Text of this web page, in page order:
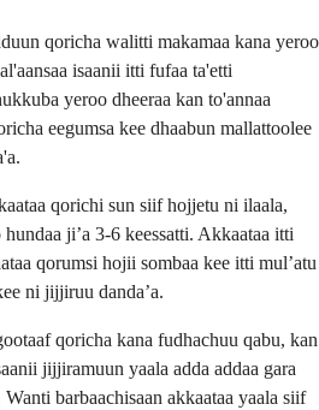
qoricha walitti makamaa kana yeroo
isaanii itti fufaa ta'etti
yeroo dheeraa kan to'annaa
eegumsa kee dhaabun mallattoolee
qorichi sun siif hojjetu ni ilaala,
ji’a 3-6 keessatti. Akkaataa itti
qorumsi hojii sombaa kee itti mul’atu
ni jijjiruu danda’a.
qoricha kana fudhachuu qabu, kan
jijjiramuun yaala adda addaa gara
Wanti barbaachisaan akkaataa yaala siif